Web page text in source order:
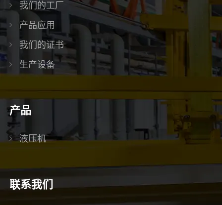
我们的工厂
产品应用
我们的证书
生产设备
产品
液压机
联系我们